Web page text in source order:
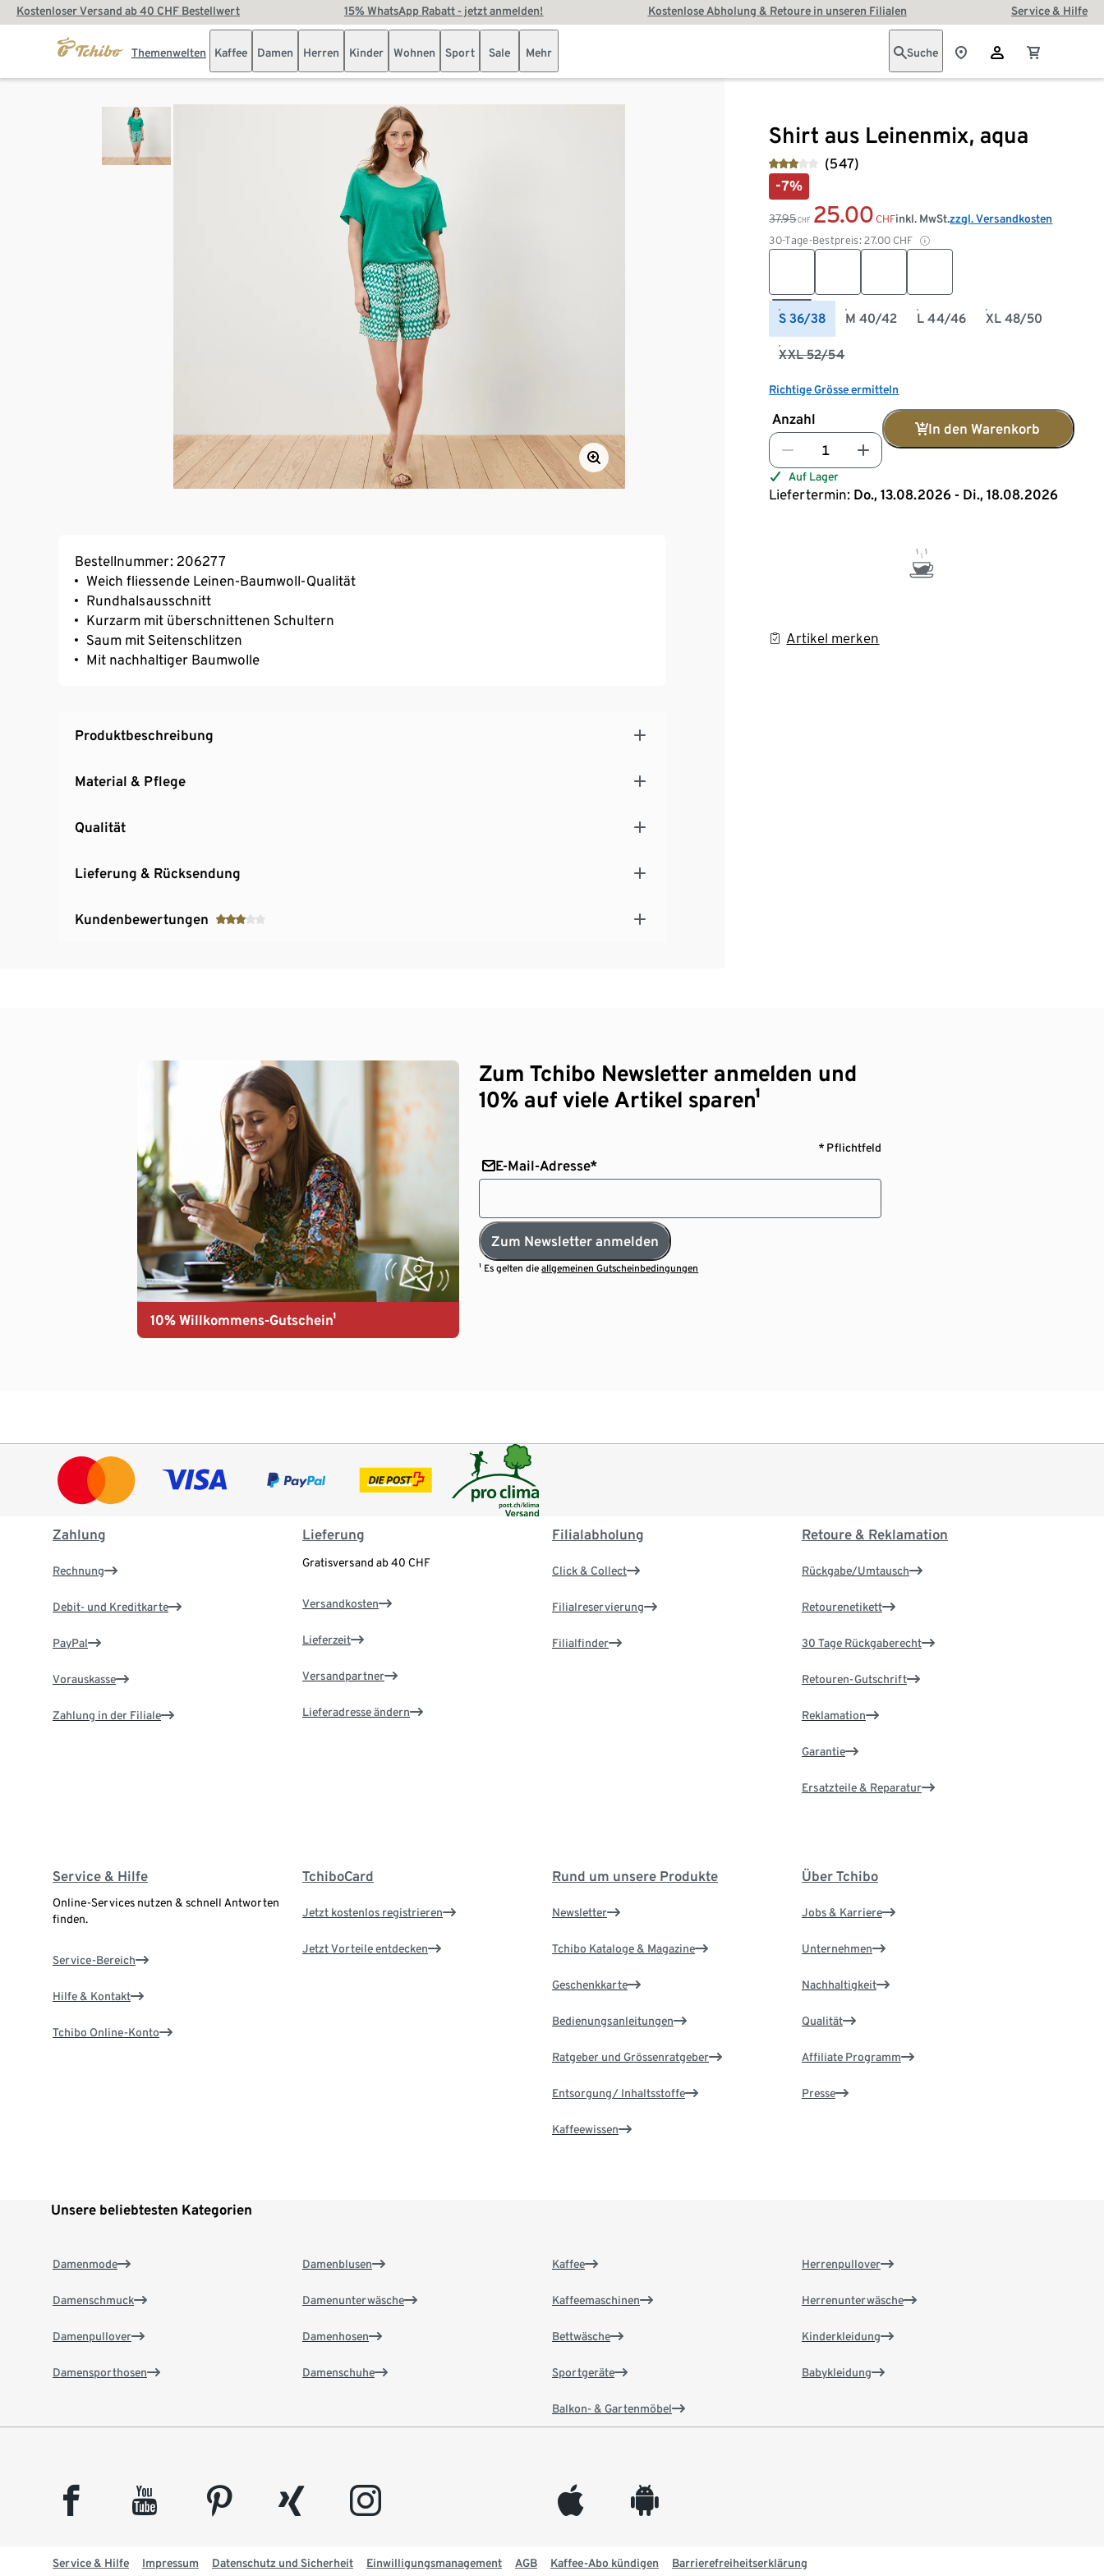
Kostenloser Versand ab 40 CHF Bestellwert 15% WhatsApp Rabatt - jetzt anmelden! Kostenlose Abholung & Retoure in unseren Filialen Service & Hilfe
Themenwelten Kaffee Damen Herren Kinder Wohnen Sport Sale Mehr Suche
Shirt aus Leinenmix, aqua
(547)
-7%
37.95 CHF 25.00 CHF
30-Tage-Bestpreis: 27.00 CHF
inkl. MwSt.zzgl. Versandkosten
S 36/38 M 40/42 L 44/46 XL 48/50
XXL 52/54
Richtige Grösse ermitteln
Anzahl
In den Warenkorb
Auf Lager
Liefertermin: Do., 13.08.2026 - Di., 18.08.2026
Artikel merken
Bestellnummer: 206277
Weich fliessende Leinen-Baumwoll-Qualität
Rundhalsausschnitt
Kurzarm mit überschnittenen Schultern
Saum mit Seitenschlitzen
Mit nachhaltiger Baumwolle
Produktbeschreibung
Material & Pflege
Qualität
Lieferung & Rücksendung
Kundenbewertungen
10% Willkommens-Gutschein¹
Zum Tchibo Newsletter anmelden und
10% auf viele Artikel sparen¹
* Pflichtfeld
E-Mail-Adresse*
Zum Newsletter anmelden
¹ Es gelten dieallgemeinen Gutscheinbedingungen
Zahlung
Rechnung
Debit- und Kreditkarte
PayPal
Vorauskasse
Zahlung in der Filiale
Lieferung
Gratisversand ab 40 CHF
Versandkosten
Lieferzeit
Versandpartner
Lieferadresse ändern
Filialabholung
Click & Collect
Filialreservierung
Filialfinder
Retoure & Reklamation
Rückgabe/Umtausch
Retourenetikett
30 Tage Rückgaberecht
Retouren-Gutschrift
Reklamation
Garantie
Ersatzteile & Reparatur
Service & Hilfe
Online-Services nutzen & schnell Antworten
finden.
Service-Bereich
Hilfe & Kontakt
Tchibo Online-Konto
TchiboCard
Jetzt kostenlos registrieren
Jetzt Vorteile entdecken
Rund um unsere Produkte
Newsletter
Tchibo Kataloge & Magazine
Geschenkkarte
Bedienungsanleitungen
Ratgeber und Grössenratgeber
Entsorgung/ Inhaltsstoffe
Kaffeewissen
Über Tchibo
Jobs & Karriere
Unternehmen
Nachhaltigkeit
Qualität
Affiliate Programm
Presse
Unsere beliebtesten Kategorien
Damenmode
Damenschmuck
Damenpullover
Damensporthosen
Damenblusen
Damenunterwäsche
Damenhosen
Damenschuhe
Kaffee
Kaffeemaschinen
Bettwäsche
Sportgeräte
Balkon- & Gartenmöbel
Herrenpullover
Herrenunterwäsche
Kinderkleidung
Babykleidung
facebook youtube pinterest xing instagram appleinc android
Service & Hilfe Impressum Datenschutz und Sicherheit Einwilligungsmanagement AGB Kaffee-Abo kündigen Barrierefreiheitserklärung